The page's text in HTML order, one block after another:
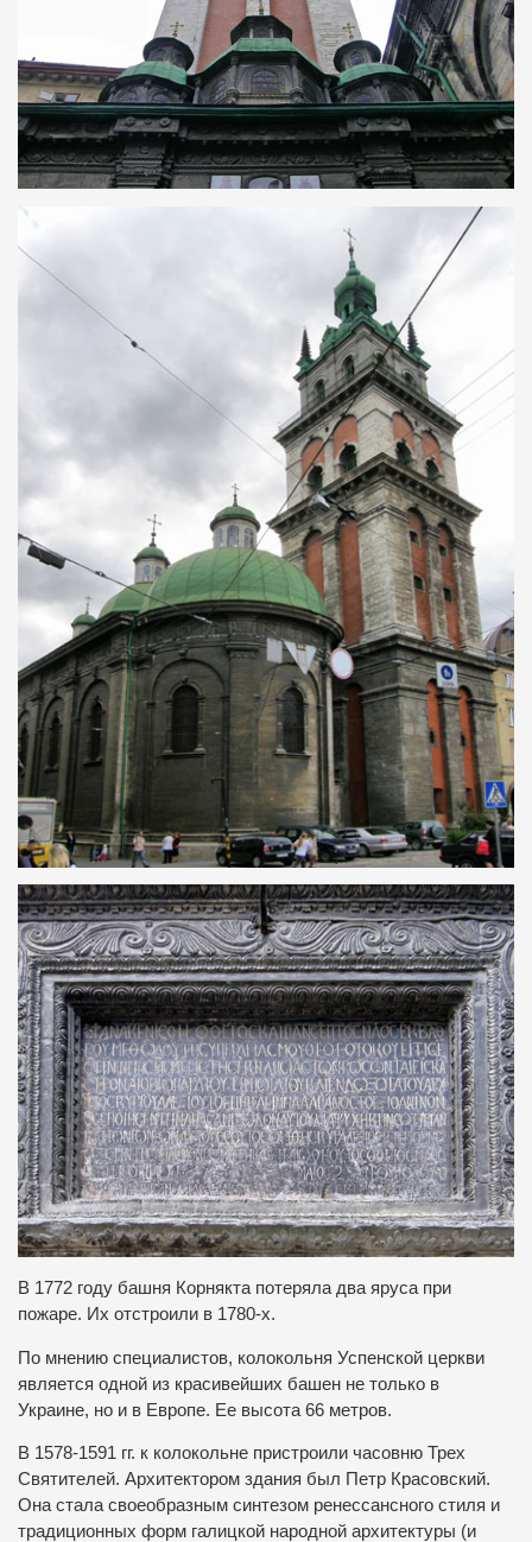
В 1772 году башня Корнякта потеряла два яруса при
пожаре. Их отстроили в 1780-х.
По мнению специалистов, колокольня Успенской церкви
является одной из красивейших башен не только в
Украине, но и в Европе. Ее высота 66 метров.
В 1578-1591 гг. к колокольне пристроили часовню Трех
Святителей. Архитектором здания был Петр Красовский.
Она стала своеобразным синтезом ренессансного стиля и
традиционных форм галицкой народной архитектуры (и